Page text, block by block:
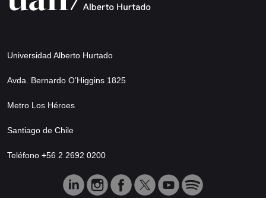
Universidad Alberto Hurtado
Avda. Bernardo O’Higgins 1825
Metro Los Héroes
Santiago de Chile
Teléfono +56 2 2692 0200